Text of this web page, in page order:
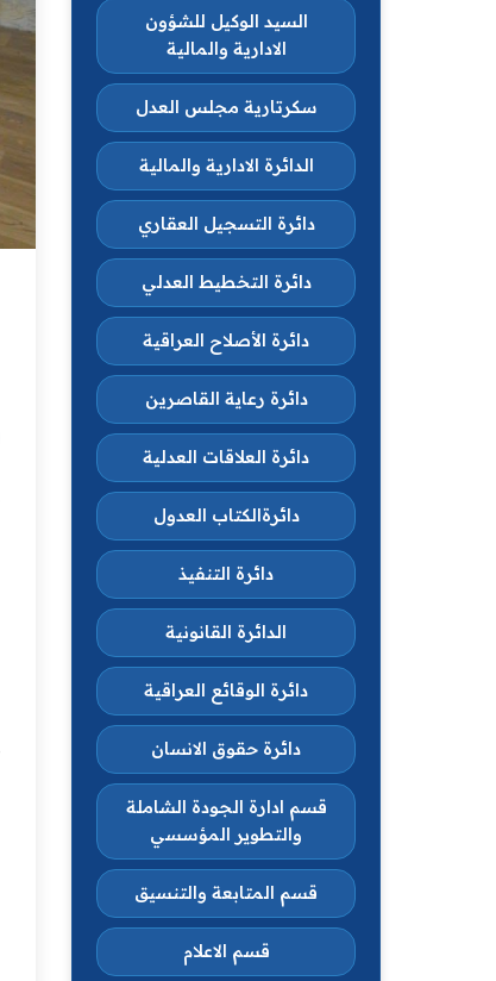
السيد الوكيل للشؤون
الادارية والمالية
سكرتارية مجلس العدل
الدائرة الادارية والمالية
دائرة التسجيل العقاري
دائرة التخطيط العدلي
دائرة الأصلاح العراقية
دائرة رعاية القاصرين
دائرة العلاقات العدلية
دائرةالكتاب العدول
دائرة التنفيذ
الدائرة القانونية
دائرة الوقائع العراقية
دائرة حقوق الانسان
قسم ادارة الجودة الشاملة
والتطوير المؤسسي
قسم المتابعة والتنسيق
قسم الاعلام